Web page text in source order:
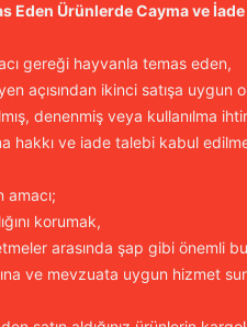
Eden Ürünlerde Cayma ve İade
gereği hayvanla temas eden,
açısından ikinci satışa uygun
denenmiş veya kullanılma
hakkı ve iade talebi kabul
amacı;
korumak,
arasında şap gibi önemli
ve mevzuata uygun hizmet